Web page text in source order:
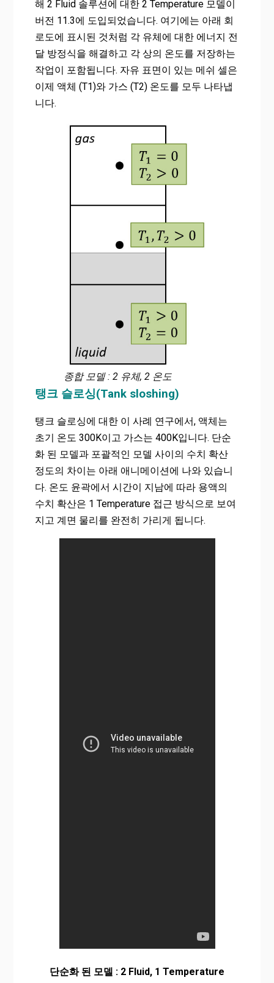
해 2 Fluid 솔루션에 대한 2 Temperature 모델이
버전 11.3에 도입되었습니다. 여기에는 아래 회
로도에 표시된 것처럼 각 유체에 대한 에너지 전
달 방정식을 해결하고 각 상의 온도를 저장하는
작업이 포함됩니다. 자유 표면이 있는 메쉬 셀은
이제 액체 (T1)와 가스 (T2) 온도를 모두 나타냅
니다.
종합 모델 : 2 유체, 2 온도
탱크 슬로싱(Tank sloshing)
탱크 슬로싱에 대한 이 사례 연구에서, 액체는
초기 온도 300K이고 가스는 400K입니다. 단순
화 된 모델과 포괄적인 모델 사이의 수치 확산
정도의 차이는 아래 애니메이션에 나와 있습니
다. 온도 윤곽에서 시간이 지남에 따라 용액의
수치 확산은 1 Temperature 접근 방식으로 보여
지고 계면 물리를 완전히 가리게 됩니다.
단순화 된 모델 : 2 Fluid, 1 Temperature